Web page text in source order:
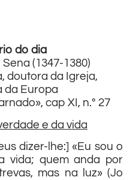
do dia
(1347-1380)
doutora da Igreja,
da Europa
cap XI, n.º 27
e da vida
dizer-lhe:] «Eu sou o
vida; quem anda por
mas na luz» (Jo